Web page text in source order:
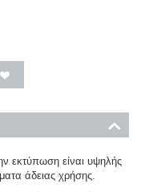
εκτύπωση είναι υψηλής
άδειας χρήσης.